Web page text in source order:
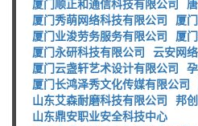
厦门顺正和通信科技有限公司
厦门秀萌网络科技有限公司 厦
厦门业浚劳务服务有限公司 厦
厦门永研科技有限公司 云安网络
厦门云盏轩艺术设计有限公司
厦门长鸿泽秀文化传媒有限公司
山东艾森耐磨科技有限公司 邦
山东鼎安职业安全科技中心